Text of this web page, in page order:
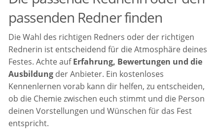
passenden Redner finden
Die Wahl des richtigen Redners oder der richtigen
Rednerin ist entscheidend für die Atmosphäre deines
Festes. Achte aufErfahrung, Bewertungen und die
Ausbildung der Anbieter. Ein kostenloses
Kennenlernen vorab kann dir helfen, zu entscheiden,
ob die Chemie zwischen euch stimmt und die Person
deinen Vorstellungen und Wünschen für das Fest
entspricht.